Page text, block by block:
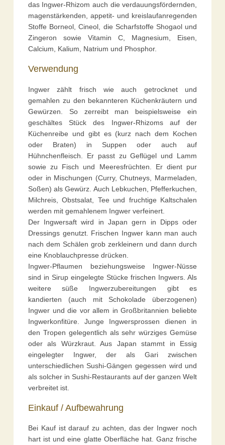
das Ingwer-Rhizom auch die verdauungsfördernden,
magenstärkenden, appetit- und kreislaufanregenden
Stoffe Borneol, Cineol, die Scharfstoffe Shogaol und
Zingeron sowie Vitamin C, Magnesium, Eisen,
Calcium, Kalium, Natrium und Phosphor.
Verwendung
Ingwer zählt frisch wie auch getrocknet und
gemahlen zu den bekannteren Küchenkräutern und
Gewürzen. So zerreibt man beispielsweise ein
geschältes Stück des Ingwer-Rhizoms auf der
Küchenreibe und gibt es (kurz nach dem Kochen
oder Braten) in Suppen oder auch auf
Hühnchenfleisch. Er passt zu Geflügel und Lamm
sowie zu Fisch und Meeresfrüchten. Er dient pur
oder in Mischungen (Curry, Chutneys, Marmeladen,
Soßen) als Gewürz. Auch Lebkuchen, Pfefferkuchen,
Milchreis, Obstsalat, Tee und fruchtige Kaltschalen
werden mit gemahlenem Ingwer verfeinert.
Der Ingwersaft wird in Japan gern in Dipps oder
Dressings genutzt. Frischen Ingwer kann man auch
nach dem Schälen grob zerkleinern und dann durch
eine Knoblauchpresse drücken.
Ingwer-Pflaumen beziehungsweise Ingwer-Nüsse
sind in Sirup eingelegte Stücke frischen Ingwers. Als
weitere süße Ingwerzubereitungen gibt es
kandierten (auch mit Schokolade überzogenen)
Ingwer und die vor allem in Großbritannien beliebte
Ingwerkonfitüre. Junge Ingwersprossen dienen in
den Tropen gelegentlich als sehr würziges Gemüse
oder als Würzkraut. Aus Japan stammt in Essig
eingelegter Ingwer, der als Gari zwischen
unterschiedlichen Sushi-Gängen gegessen wird und
als solcher in Sushi-Restaurants auf der ganzen Welt
verbreitet ist.
Einkauf / Aufbewahrung
Bei Kauf ist darauf zu achten, das der Ingwer noch
hart ist und eine glatte Oberfläche hat. Ganz frische